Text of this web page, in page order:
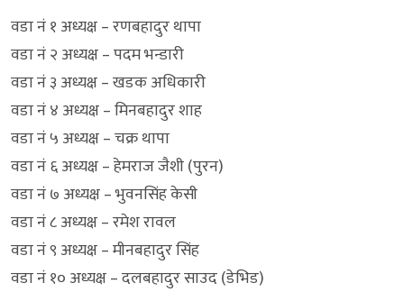
वडा नं १ अध्यक्ष – रणबहादुर थापा
वडा नं २ अध्यक्ष – पदम भन्डारी
वडा नं ३ अध्यक्ष – खडक अधिकारी
वडा नं ४ अध्यक्ष – मिनबहादुर शाह
वडा नं ५ अध्यक्ष – चक्र थापा
वडा नं ६ अध्यक्ष – हेमराज जैशी (पुरन)
वडा नं ७ अध्यक्ष – भुवनसिंह केसी
वडा नं ८ अध्यक्ष – रमेश रावल
वडा नं ९ अध्यक्ष – मीनबहादुर सिंह
वडा नं १० अध्यक्ष – दलबहादुर साउद (डेभिड)